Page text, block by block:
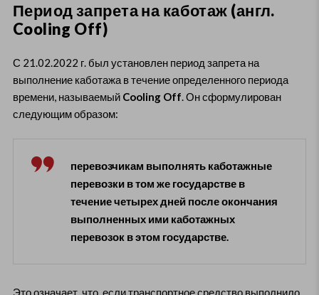
Период запрета на каботаж (англ.
Cooling Off)
С 21.02.2022 г. был установлен период запрета на
выполнение каботажа в течение определенного периода
времени, называемый Cooling Off. Он сформулирован
следующим образом:
перевозчикам выполнять каботажные
перевозки в том же государстве в
течение четырех дней после окончания
выполненных ими каботажных
перевозок в этом государстве.
Это означает, что, если транспортное средство выполнило